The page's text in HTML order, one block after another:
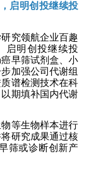
启明创投继续投
究领航企业百趣
启明创投继续投
早筛试剂盒、小
加强公司代谢组
谱检测技术在科
期填补国内代谢
等生物样本进行
研究成果通过核
筛或诊断创新产